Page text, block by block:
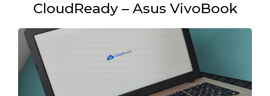
CloudReady – Asus VivoBook